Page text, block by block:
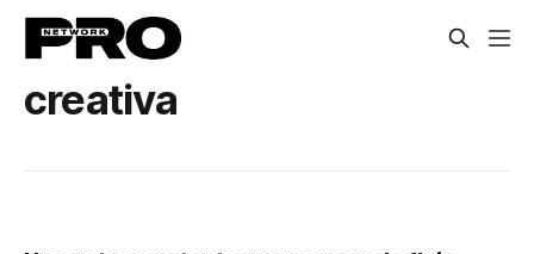
creativa